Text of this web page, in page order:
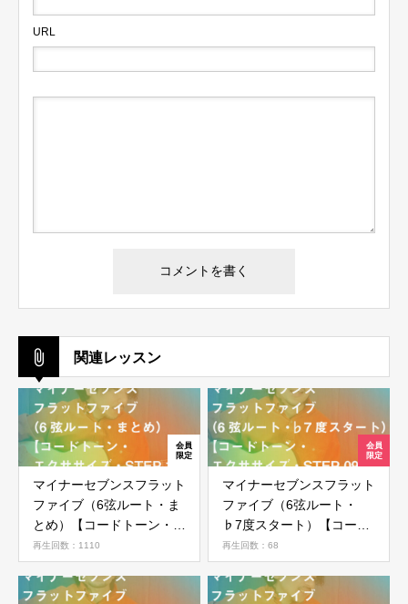
URL
関連レッスン
マイナーセブンスフラット
ファイブ（6弦ルート・ま
とめ）【コードトーン・エ
クササイズ・STEP 10】
再生回数：1110
マイナーセブンスフラット
ファイブ（6弦ルート・
♭7度スタート）【コード
トーン・エクササイズ・
STEP 09】
再生回数：68
新規会員登録